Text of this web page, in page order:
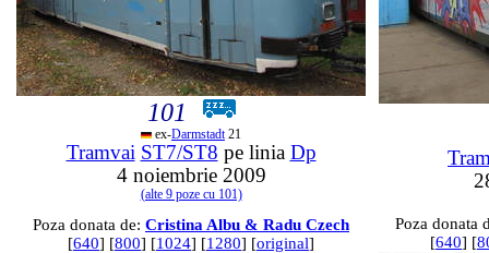
101
ex-Darmstadt21
Tramvai ST7/ST8 pe linia Dp
4 noiembrie 2009
(alte 9 poze cu 101)
Poza donata de: Cristina Albu & Radu Czech
[640] [800] [1024] [1280] [original]
Poza donata
[640] [